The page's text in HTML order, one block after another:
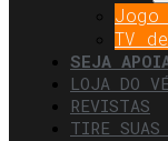
TV
SEJA
LOJA DO
REVISTAS
TIRE SUAS